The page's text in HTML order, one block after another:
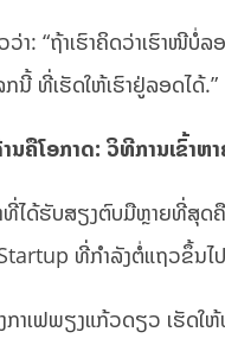
າ: “ຖ້າເຮົາຄິດວ່າເຮົາໜີບໍ່
ນີ້ ທີ່ເຮັດໃຫ້ເຮົາຢູ່ລອດໄດ້.”
ຄືໂອກາດ: ວິທີການເຂົ້າຫ
ທີ່ໄດ້ຮັບສຽງຕົບມືຫຼາຍທີ່ສຸ
ທີ່ກຳລັງຕໍ່ແຖວຂຶ້ນໄ
າເຟພຽງແກ້ວດຽວ ເຮັດໃ